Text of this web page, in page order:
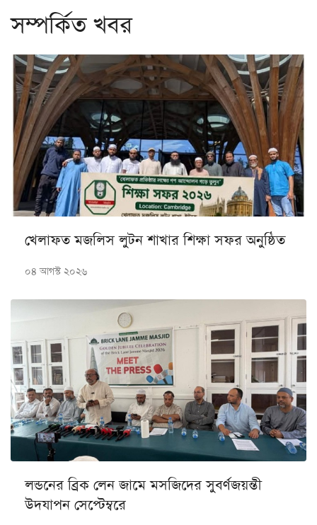
সম্পর্কিত খবর
খেলাফত মজলিস লুটন শাখার শিক্ষা সফর অনুষ্ঠিত
০৪ আগস্ট ২০২৬
লন্ডনের ব্রিক লেন জামে মসজিদের সুবর্ণজয়ন্তী
উদযাপন সেপ্টেম্বরে